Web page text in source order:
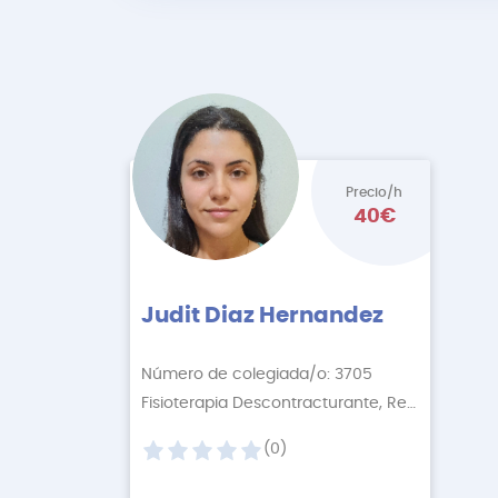
Precio/h
40€
Judit Diaz Hernandez
Número de colegiada/o: 3705
Fisioterapia Descontracturante, Rehabilitación
(0)